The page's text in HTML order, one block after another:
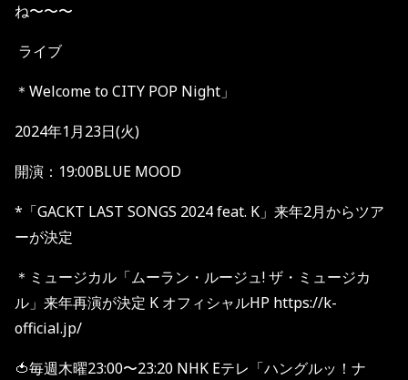
ね〜〜〜
ライブ
＊Welcome to CITY POP Night」
2024年1月23日(火)
開演：19:00BLUE MOOD
*「GACKT LAST SONGS 2024 feat. K」来年2月からツア
ーが決定
＊ミュージカル「ムーラン・ルージュ! ザ・ミュージカ
ル」来年再演が決定 K オフィシャルHP https://k-
official.jp/
🍅毎週木曜23:00〜23:20 NHK Eテレ「ハングルッ！ナ